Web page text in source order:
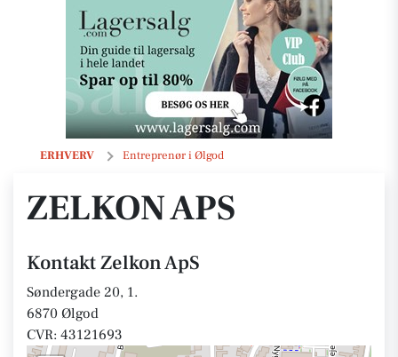
ERHVERV Entreprenør i Ølgod
Zelkon ApS
ZELKON APS
Kontakt Zelkon ApS
Søndergade 20, 1.
6870 Ølgod
CVR: 43121693